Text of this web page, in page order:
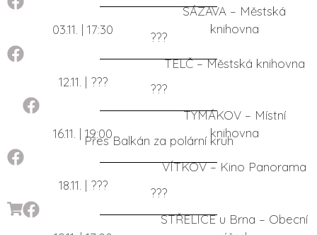
03.11. | 17:30
SÁZAVA – Městská
knihovna
???
12.11. | ???
TELČ – Městská knihovna
???
16.11. | 19:00
TYMÁKOV – Místní
knihovna
Přes Balkán za polární kruh
18.11. | ???
VÍTKOV – Kino Panorama
???
STŘELICE u Brna – Obecní